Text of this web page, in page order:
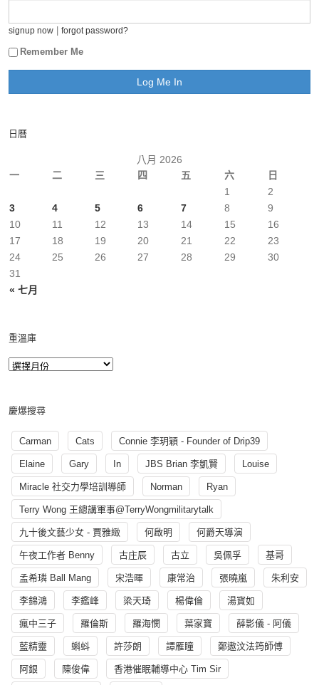
signup now forgot password?
Remember Me
日曆
八月 2026
一
二 三 四 五 六 日
« 七月
1
2
3
4 5 6 7 8
9
10
11 12 13 14 15
16
17
18 19 20 21 22
23
24
25 26 27 28 29
30
31
重溫庫
慶爆搜尋
Carman Cats Connie 李玥穎 - Founder of Drip39
Elaine Gary In JBS Brian 李凱賢 Louise
Miracle 社交力學培訓導師 Norman Ryan
Terry Wong 王總講軍事@TerryWongmilitarytalk
九十後文藝少女 - 賈雅緻 何啟明 何爵天導演
午夜工作者 Benny 古庄辰 古立 吳佩孚 基哥
孟希璘 Ball Mang 宋浩暉 康常治 張曉嵐 朱利安
李錦鴻 李鑑峰 梁天琦 楊偉倫 湯寳如
瘋中三子 羅倫斯 羅海憫 葉家寶 薛影儀 - 阿儀
藍精靈 蝌蚪 許莎朗 譚雁瞳 鄭遨汶法筠師傅
阿銀 陳俊偉 香港催眠輔導中心 Tim Sir